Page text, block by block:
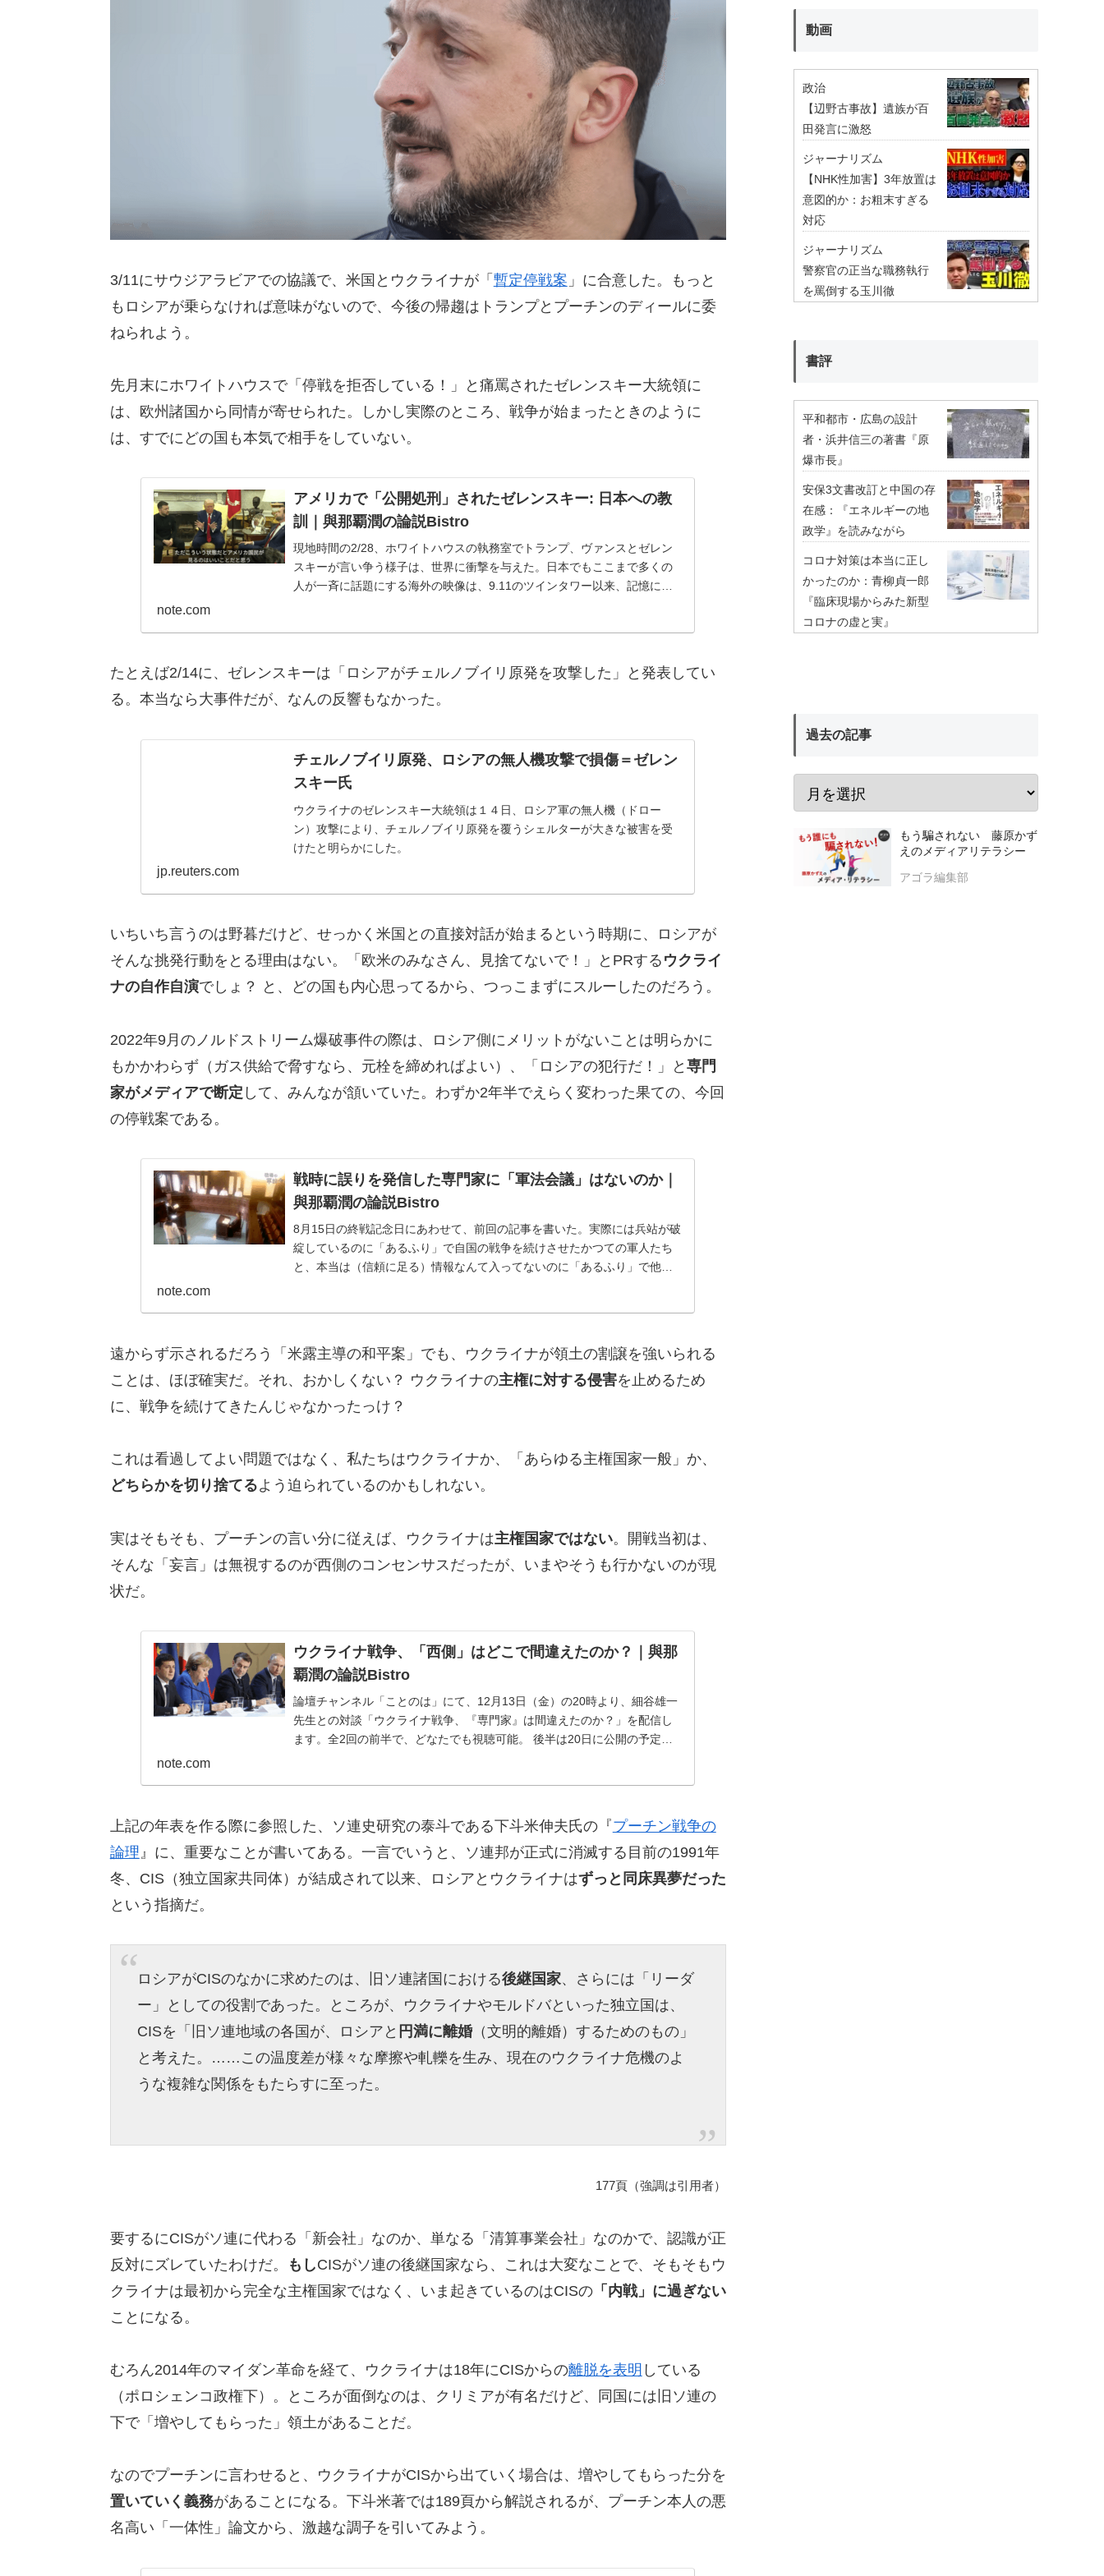
3/11にサウジアラビアでの協議で、米国とウクライナが「 暫定停戦案 」に合意した。もっと
もロシアが乗らなければ意味がないので、今後の帰趨はトランプとプーチンのディールに委
ねられよう。
先月末にホワイトハウスで「停戦を拒否している！」と痛罵されたゼレンスキー大統領に
は、欧州諸国から同情が寄せられた。しかし実際のところ、戦争が始まったときのように
は、すでにどの国も本気で相手をしていない。
アメリカで「公開処刑」されたゼレンスキー: 日本への教
訓｜與那覇潤の論説Bistro
現地時間の2/28、ホワイトハウスの執務室でトランプ、ヴァンスとゼレン
スキーが言い争う様子は、世界に衝撃を与えた。日本でもここまで多くの
人が一斉に話題にする海外の映像は、9.11のツインタワー以来、記憶にな
note.com
たとえば2/14に、ゼレンスキーは「ロシアがチェルノブイリ原発を攻撃した」と発表してい
る。本当なら大事件だが、なんの反響もなかった。
チェルノブイリ原発、ロシアの無人機攻撃で損傷＝ゼレン
スキー氏
ウクライナのゼレンスキー大統領は１４日、ロシア軍の無人機（ドロー
ン）攻撃により、チェルノブイリ原発を覆うシェルターが大きな被害を受
けたと明らかにした。
jp.reuters.com
いちいち言うのは野暮だけど、せっかく米国との直接対話が始まるという時期に、ロシアが
そんな挑発行動をとる理由はない。「欧米のみなさん、見捨てないで！」とPRする ウクライ
ナの自作自演でしょ？ と、どの国も内心思ってるから、つっこまずにスルーしたのだろう。
2022年9月のノルドストリーム爆破事件の際は、ロシア側にメリットがないことは明らかに
もかかわらず（ガス供給で脅すなら、元栓を締めればよい）、「ロシアの犯行だ！」と 専門
家がメディアで断定 して、みんなが頷いていた。わずか2年半でえらく変わった果ての、今回
の停戦案である。
戦時に誤りを発信した専門家に「軍法会議」はないのか｜
與那覇潤の論説Bistro
8月15日の終戦記念日にあわせて、前回の記事を書いた。実際には兵站が破
綻しているのに「あるふり」で自国の戦争を続けさせたかつての軍人たち
と、本当は（信頼に足る）情報なんて入ってないのに「あるふり」で他国
note.com
遠からず示されるだろう「米露主導の和平案」でも、ウクライナが領土の割譲を強いられる
ことは、ほぼ確実だ。それ、おかしくない？ ウクライナの主権に対する侵害を止めるため
に、戦争を続けてきたんじゃなかったっけ？
これは看過してよい問題ではなく、私たちはウクライナか、「あらゆる主権国家一般」か、
どちらかを切り捨てるよう迫られているのかもしれない。
実はそもそも、プーチンの言い分に従えば、ウクライナは主権国家ではない。開戦当初は、
そんな「妄言」は無視するのが西側のコンセンサスだったが、いまやそうも行かないのが現
状だ。
ウクライナ戦争、「西側」はどこで間違えたのか？｜與那
覇潤の論説Bistro
論壇チャンネル「ことのは」にて、12月13日（金）の20時より、細谷雄一
先生との対談「ウクライナ戦争、『専門家』は間違えたのか？」を配信し
ます。全2回の前半で、どなたでも視聴可能。 後半は20日に公開の予定
note.com
上記の年表を作る際に参照した、ソ連史研究の泰斗である下斗米伸夫氏の『プーチン戦争の
論理 』に、重要なことが書いてある。一言でいうと、ソ連邦が正式に消滅する目前の1991年
冬、CIS（独立国家共同体）が結成されて以来、ロシアとウクライナはずっと同床異夢だった
という指摘だ。
ロシアがCISのなかに求めたのは、旧ソ連諸国における後継国家、さらには「リーダ
ー」としての役割であった。ところが、ウクライナやモルドバといった独立国は、
CISを「旧ソ連地域の各国が、ロシアと 円満に離婚 （文明的離婚）するためのもの」
と考えた。……この温度差が様々な摩擦や軋轢を生み、現在のウクライナ危機のよ
うな複雑な関係をもたらすに至った。
177頁（強調は引用者）
要するにCISがソ連に代わる「新会社」なのか、単なる「清算事業会社」なのかで、認識が正
反対にズレていたわけだ。
もしCISがソ連の後継国家なら、これは大変なことで、そもそもウ
クライナは最初から完全な主権国家ではなく、いま起きているのはCISの「内戦」に過ぎない
ことになる。
むろん2014年のマイダン革命を経て、ウクライナは18年にCISからの離脱を表明 している
（ポロシェンコ政権下）。ところが面倒なのは、クリミアが有名だけど、同国には旧ソ連の
下で「増やしてもらった」領土があることだ。
なのでプーチンに言わせると、ウクライナがCISから出ていく場合は、増やしてもらった分を
置いていく義務があることになる。下斗米著では189頁から解説されるが、プーチン本人の悪
名高い「一体性」論文から、激越な調子を引いてみよう。
動画
政治
【辺野古事故】遺族が百
田発言に激怒
ジャーナリズム
【NHK性加害】3年放置は
意図的か：お粗末すぎる
対応
ジャーナリズム
警察官の正当な職務執行
を罵倒する玉川徹
書評
平和都市・広島の設計
者・浜井信三の著書『原
爆市長』
安保3文書改訂と中国の存
在感：『エネルギーの地
政学』を読みながら
コロナ対策は本当に正し
かったのか：青柳貞一郎
『臨床現場からみた新型
コロナの虚と実』
過去の記事
もう騙されない 藤原かず
えのメディアリテラシー
アゴラ編集部